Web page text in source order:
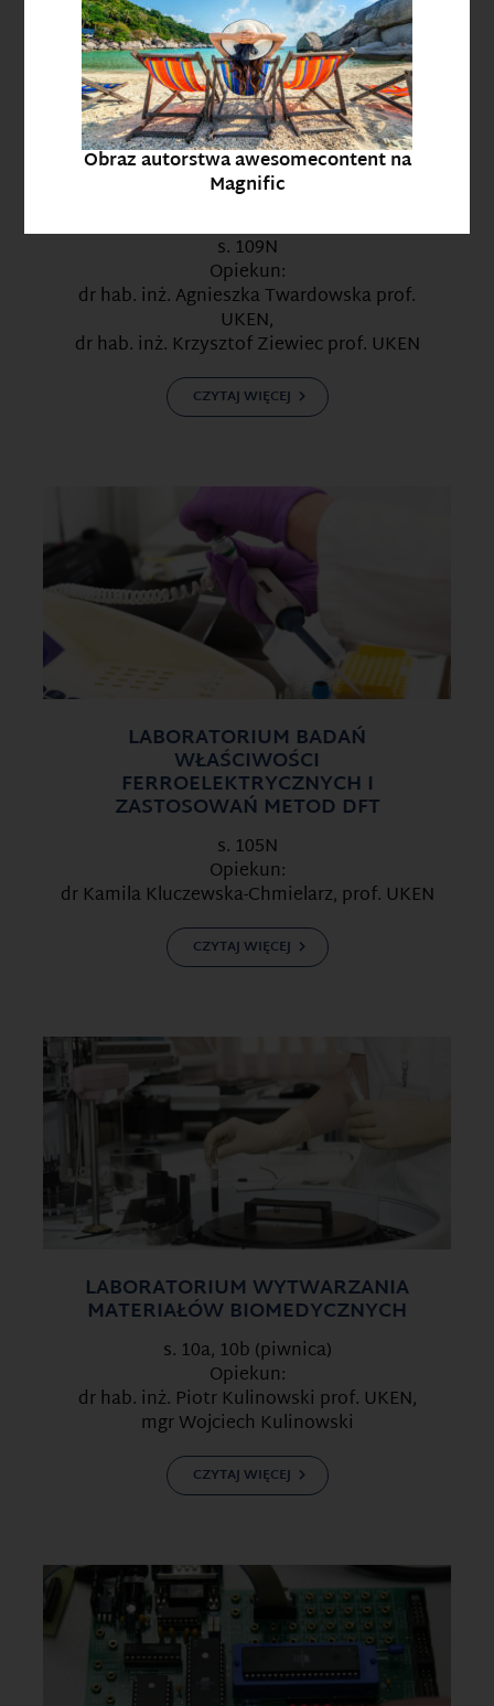
LABORATORIUM SKANINGOWEJ
s. 109N
Opiekun:
dr hab. inż. Agnieszka Twardowska prof.
UKEN,
dr hab. inż. Krzysztof Ziewiec prof. UKEN
CZYTAJ WIĘCEJ
LABORATORIUM BADAŃ
WŁAŚCIWOŚCI
FERROELEKTRYCZNYCH I
ZASTOSOWAŃ METOD DFT
s. 105N
Opiekun:
dr Kamila Kluczewska-Chmielarz, prof. UKEN
CZYTAJ WIĘCEJ
LABORATORIUM WYTWARZANIA
MATERIAŁÓW BIOMEDYCZNYCH
s. 10a, 10b (piwnica)
Opiekun:
dr hab. inż. Piotr Kulinowski prof. UKEN,
mgr Wojciech Kulinowski
CZYTAJ WIĘCEJ
Obraz autorstwa awesomecontent na
Magnific